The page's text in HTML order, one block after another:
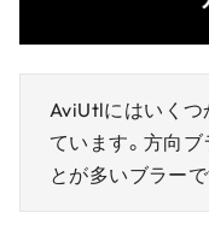
AviUtlにはいくつ
ています。方向
とが多いブラーで